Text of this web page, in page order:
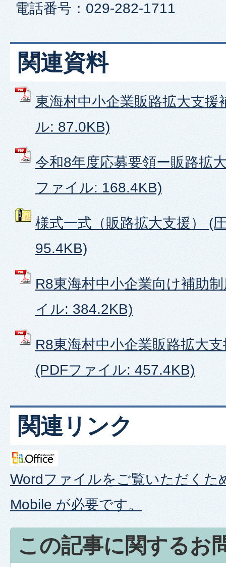
電話番号：029-282-1711
関連資料
東海村中小企業販路拡大支援
ル: 87.0KB)
令和8年度応募要領ー販路拡
ファイル: 168.4KB)
様式一式（販路拡大支援） (
95.4KB)
R8東海村中小企業向け補助
イル: 384.2KB)
R8東海村中小企業販路拡大
(PDFファイル: 457.4KB)
関連リンク
Wordファイルをご覧いただくた
Mobile が必要です。
この記事に関するお